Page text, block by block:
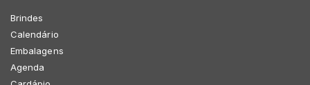
Brindes
Calendário
Embalagens
Agenda